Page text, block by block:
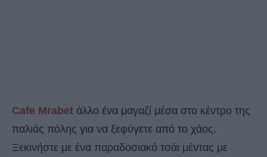
Cafe Mrabet άλλο ένα μαγαζί μέσα στο κέντρο της
παλιάς πόλης για να ξεφύγετε από το χάος.
Ξεκινήστε με ένα παραδοσιακό τσάι μέντας με